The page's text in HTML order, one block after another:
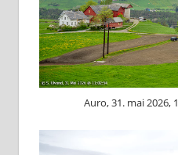
Auro, 31. mai 2026,